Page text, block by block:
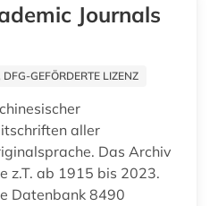
Journals
GEFÖRDERTE LIZENZ
aller
Das Archiv
z.T. ab 1915 bis 2023.
8490